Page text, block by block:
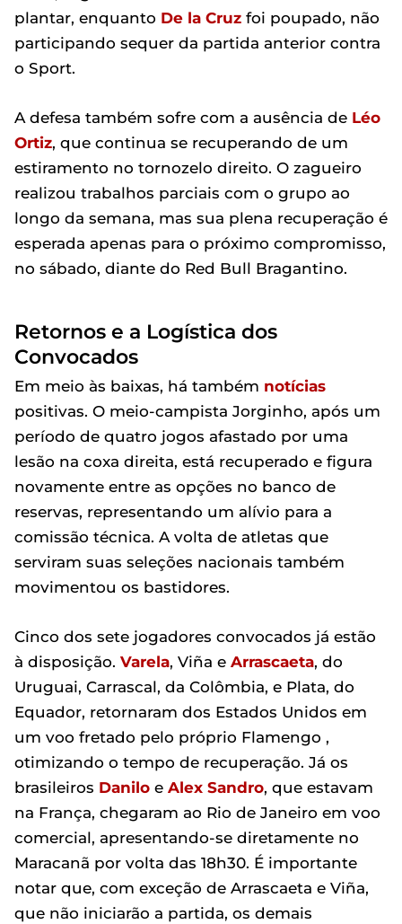
plantar, enquanto De la Cruz foi poupado, não
participando sequer da partida anterior contra
o Sport.
A defesa também sofre com a ausência de Léo
Ortiz, que continua se recuperando de um
estiramento no tornozelo direito. O zagueiro
realizou trabalhos parciais com o grupo ao
longo da semana, mas sua plena recuperação é
esperada apenas para o próximo compromisso,
no sábado, diante do Red Bull Bragantino.
Retornos e a Logística dos
Convocados
Em meio às baixas, há também notícias
positivas. O meio-campista Jorginho, após um
período de quatro jogos afastado por uma
lesão na coxa direita, está recuperado e figura
novamente entre as opções no banco de
reservas, representando um alívio para a
comissão técnica. A volta de atletas que
serviram suas seleções nacionais também
movimentou os bastidores.
Cinco dos sete jogadores convocados já estão
à disposição. Varela, Viña e Arrascaeta, do
Uruguai, Carrascal, da Colômbia, e Plata, do
Equador, retornaram dos Estados Unidos em
um voo fretado pelo próprio Flamengo ,
otimizando o tempo de recuperação. Já os
brasileiros Danilo e Alex Sandro, que estavam
na França, chegaram ao Rio de Janeiro em voo
comercial, apresentando-se diretamente no
Maracanã por volta das 18h30. É importante
notar que, com exceção de Arrascaeta e Viña,
que não iniciarão a partida, os demais